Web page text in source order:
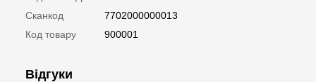
Сканкод
7702000000013
Код товару
900001
Відгуки